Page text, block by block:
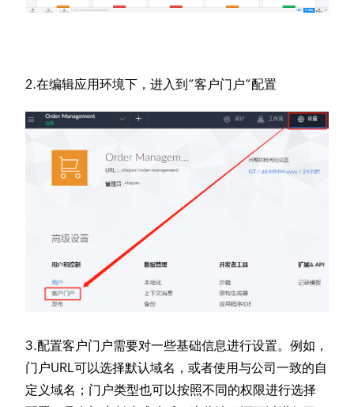
2.在编辑应用环境下，进入到“客户门户”配置
3.配置客户门户需要对一些基础信息进行设置。例如，
门户URL可以选择默认域名，或者使用与公司一致的自
定义域名；门户类型也可以按照不同的权限进行选择